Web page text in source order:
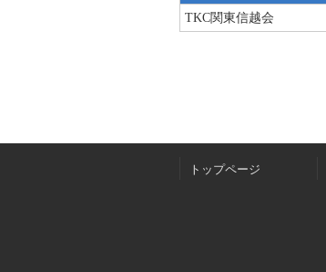
TKC関東信越会
トップページ